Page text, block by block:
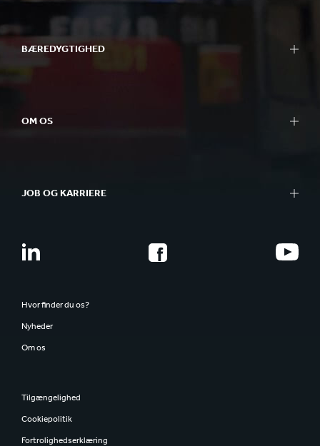
BÆREDYGTIGHED
OM OS
JOB OG KARRIERE
Hvor finder du os?
Nyheder
Om os
Tilgængelighed
Cookiepolitik
Fortrolighedserklæring